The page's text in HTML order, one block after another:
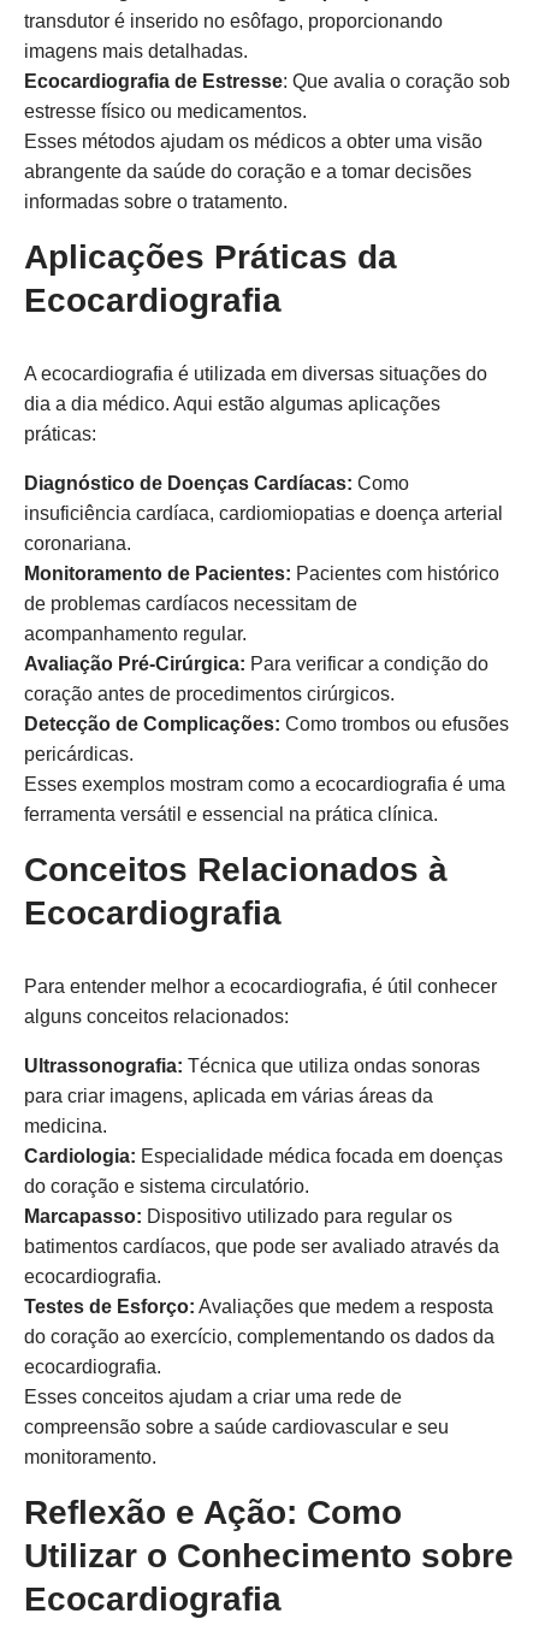
transdutor é inserido no esôfago, proporcionando
imagens mais detalhadas.
Ecocardiografia de Estresse: Que avalia o coração sob
estresse físico ou medicamentos.
Esses métodos ajudam os médicos a obter uma visão
abrangente da saúde do coração e a tomar decisões
informadas sobre o tratamento.
Aplicações Práticas da
Ecocardiografia
A ecocardiografia é utilizada em diversas situações do
dia a dia médico. Aqui estão algumas aplicações
práticas:
Diagnóstico de Doenças Cardíacas: Como
insuficiência cardíaca, cardiomiopatias e doença arterial
coronariana.
Monitoramento de Pacientes: Pacientes com histórico
de problemas cardíacos necessitam de
acompanhamento regular.
Avaliação Pré-Cirúrgica: Para verificar a condição do
coração antes de procedimentos cirúrgicos.
Detecção de Complicações: Como trombos ou efusões
pericárdicas.
Esses exemplos mostram como a ecocardiografia é uma
ferramenta versátil e essencial na prática clínica.
Conceitos Relacionados à
Ecocardiografia
Para entender melhor a ecocardiografia, é útil conhecer
alguns conceitos relacionados:
Ultrassonografia: Técnica que utiliza ondas sonoras
para criar imagens, aplicada em várias áreas da
medicina.
Cardiologia: Especialidade médica focada em doenças
do coração e sistema circulatório.
Marcapasso: Dispositivo utilizado para regular os
batimentos cardíacos, que pode ser avaliado através da
ecocardiografia.
Testes de Esforço: Avaliações que medem a resposta
do coração ao exercício, complementando os dados da
ecocardiografia.
Esses conceitos ajudam a criar uma rede de
compreensão sobre a saúde cardiovascular e seu
monitoramento.
Reflexão e Ação: Como
Utilizar o Conhecimento sobre
Ecocardiografia